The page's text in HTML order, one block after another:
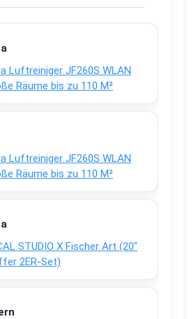
Luftreiniger JF260S WLAN
Räume bis zu 110 M²
Luftreiniger JF260S WLAN
Räume bis zu 110 M²
STUDIO X Fischer Art (20″
2ER-Set)